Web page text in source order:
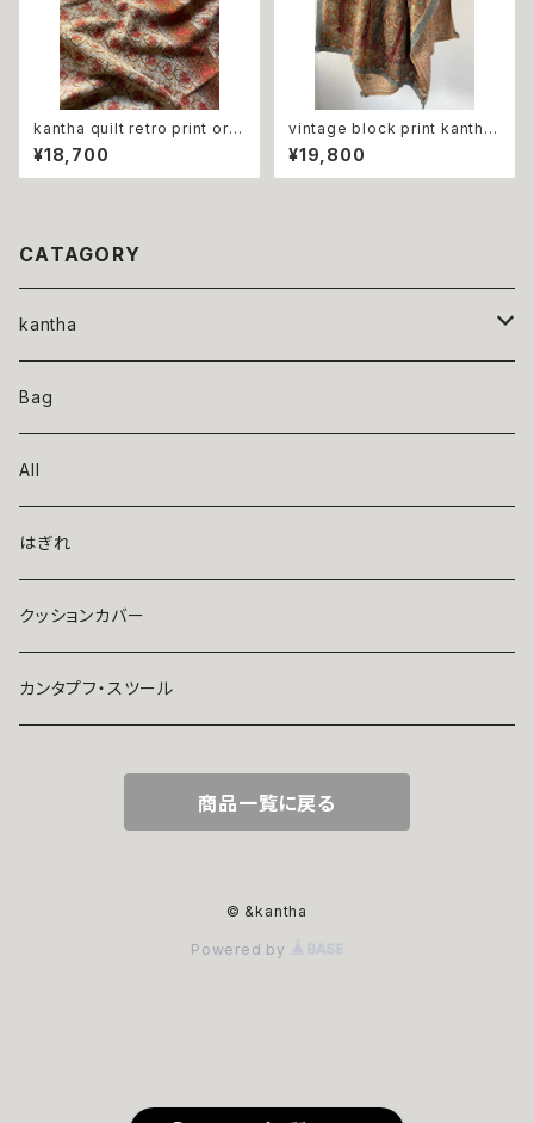
kantha quilt retro print ora
nge flower ビンテージ カンタ
キルト レトロ オレンジ
¥18,700
vintage block print kantha
quilt brick 泥染ブロックプリン
トカンタキルト レンガカラー
¥19,800
CATAGORY
kantha
indigo
orver dye
baby（小さめサイズ）
ajrakh
other(その他）
Bag
All
はぎれ
クッションカバー
カンタプフ・スツール
商品一覧に戻る
© &kantha
Powered by